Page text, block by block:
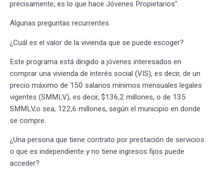
precisamente, es lo que hace Jóvenes Propietarios".
Algunas preguntas recurrentes
¿Cuál es el valor de la vivienda que se puede escoger?
Este programa está dirigido a jóvenes interesados en
comprar una vivienda de interés social (VIS), es decir, de un
precio máximo de 150 salarios mínimos mensuales legales
vigentes (SMMLV), es decir, $136,2 millones, o de 135
SMMLV,o sea, 122,6 millones, según el municipio en donde
se compre.
¿Una persona que tiene contrato por prestación de servicios
o que es independiente y no tiene ingresos fijos puede
acceder?